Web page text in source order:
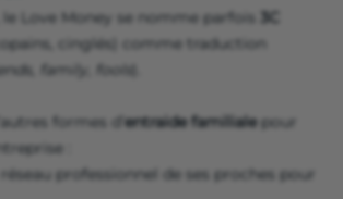
le Love Money se nomme parfois 3C
cinglés) comme traduction
family, fools).
formes d’ entraide familialepour
:
professionnel de ses proches pour